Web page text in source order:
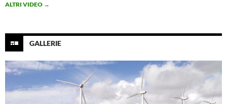
ALTRI VIDEO →
GALLERIE